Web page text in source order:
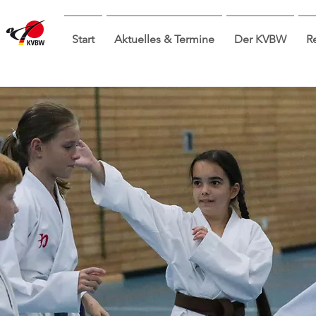
Start Aktuelles & Termine Der KVBW